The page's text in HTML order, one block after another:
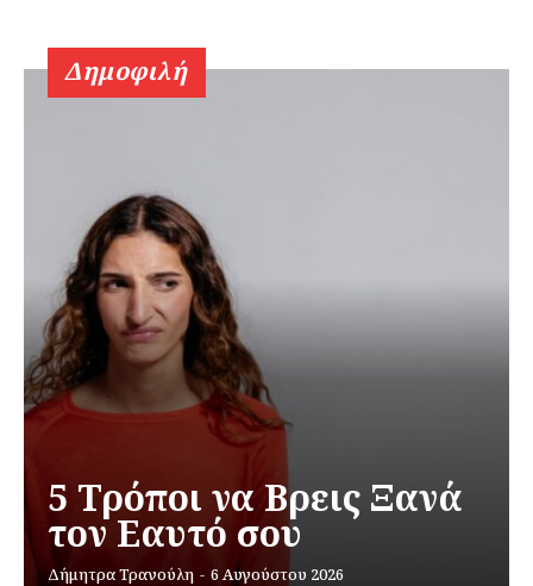
Εγγραφείτε τώρα!
Δημοφιλή
5 Τρόποι να Βρεις Ξανά
τον Εαυτό σου
Δήμητρα Τρανούλη - 6 Αυγούστου 2026